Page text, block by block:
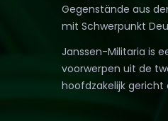
Gegenstände aus
mit Schwerpunkt
Janssen-Militaria is
voorwerpen uit de
hoofdzakelijk gericht